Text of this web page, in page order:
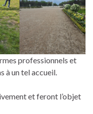
professionnels et
à un tel accueil.
et feront l’objet